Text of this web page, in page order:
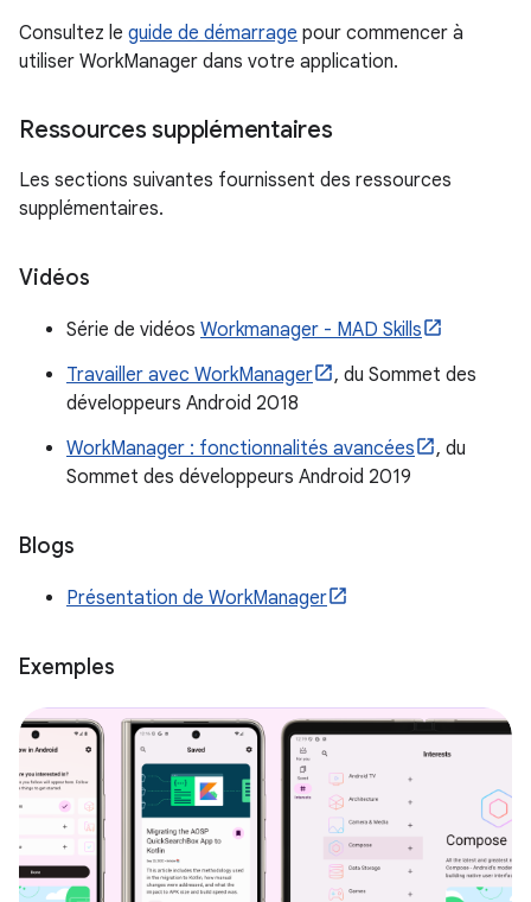
Consultez le guide de démarrage pour commencer à
utiliser WorkManager dans votre application.
Ressources supplémentaires
Les sections suivantes fournissent des ressources
supplémentaires.
Vidéos
Série de vidéos Workmanager - MAD Skills
Travailler avec WorkManager
, du Sommet des
développeurs Android 2018
WorkManager : fonctionnalités avancées
, du
Sommet des développeurs Android 2019
Blogs
Présentation de WorkManager
Exemples